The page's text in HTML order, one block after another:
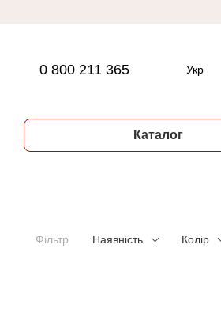
0 800 211 365 Укр
Каталог
Фільтр Наявність Колір